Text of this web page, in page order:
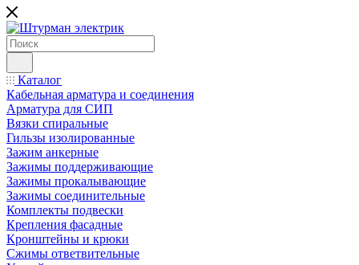
Каталог
Кабельная арматура и соединения
Арматура для СИП
Вязки спиральные
Гильзы изолированные
Зажим анкерные
Зажимы поддерживающие
Зажимы прокалывающие
Зажимы соединительные
Комплекты подвески
Крепления фасадные
Кронштейны и крюки
Сжимы ответвительные